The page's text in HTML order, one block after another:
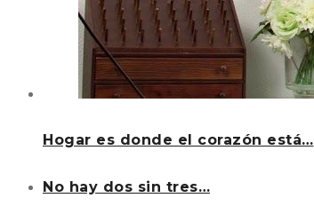
Hogar es donde el corazón está…
No hay dos sin tres…